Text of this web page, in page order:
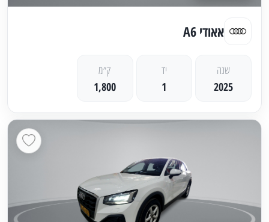
אאודי A6
שנה
2025
יד
1
ק״מ
1,800